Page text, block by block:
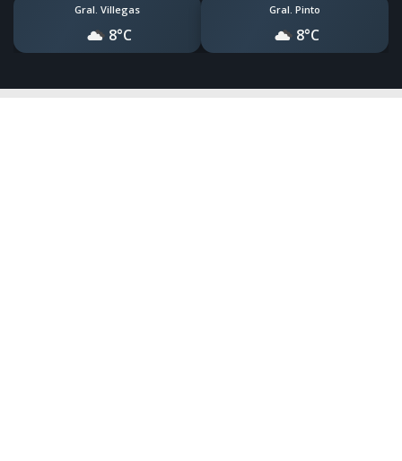
Gral. Villegas
8°C
Gral. Pinto
8°C